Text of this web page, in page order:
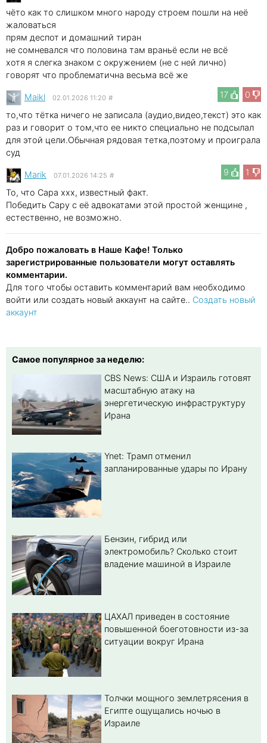
чёто как то слишком много народу строем пошли на неё
жаловаться
прям деспот и домашний тиран
не сомневался что половина там враньё если не всё
хотя я слегка знаком с окружением (не с ней лично)
говорят что проблематична весьма всё же
17
0
Maikl 02.01.2026 11:20 #
то,что тётка ничего не записала (аудио,видео,текст) это как
раз и говорит о том,что ее никто специально не подсылал
для этой цели.Обычная рядовая тетка,поэтому и проиграла
суд
9
1
Marik 07.01.2026 14:25 #
То, что Сара xxx, известный факт.
Победить Сару с её адвокатами этой простой женщине ,
естественно, не возможно.
Добро пожаловать в Наше Кафе! Только
зарегистрированные пользователи могут оставлять
комментарии.
Для того чтобы оставить комментарий вам необходимо
войти или создать новый аккаунт на сайте.. Создать новый
аккаунт
Самое популярное за неделю:
CBS News: США и Израиль готовят
масштабную атаку на
энергетическую инфраструктуру
Ирана
Ynet: Трамп отменил
запланированные удары по Ирану
Бензин, гибрид или
электромобиль? Cколько стоит
владение машиной в Израиле
ЦАХАЛ приведен в состояние
повышенной боеготовности из-за
ситуации вокруг Ирана
Толчки мощного землетрясения в
Египте ощущались ночью в
Израиле